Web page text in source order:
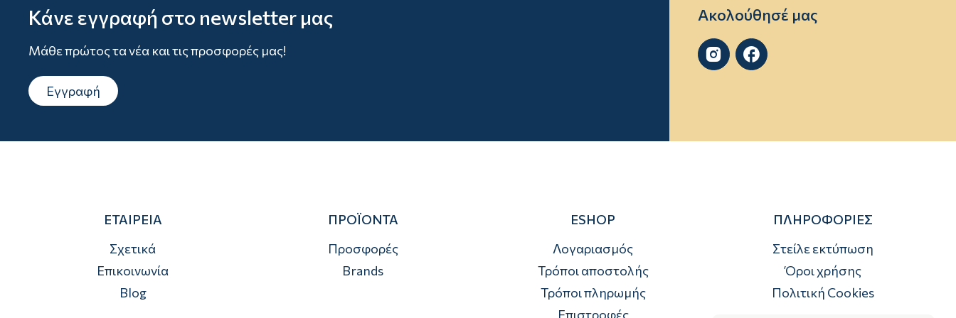
Κάνε εγγραφή στο newsletter μας
Μάθε πρώτος τα νέα και τις προσφορές μας!
Εγγραφή
Ακολούθησέ μας
 
ΕΤΑΙΡΕΙΑ
Σχετικά
Επικοινωνία
Blog
ΠΡΟΪΟΝΤΑ
Προσφορές
Brands
ESHOP
Λογαριασμός
Τρόποι αποστολής
Τρόποι πληρωμής
Επιστροφές
ΠΛΗΡΟΦΟΡΙΕΣ
Στείλε εκτύπωση
Όροι χρήσης
Πολιτική Cookies